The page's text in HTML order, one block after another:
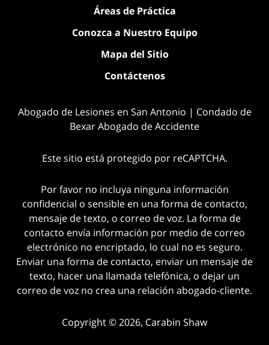
Áreas de Práctica
Conozca a Nuestro Equipo
Mapa del Sitio
Contáctenos
Abogado de Lesiones en San Antonio | Condado de
Bexar Abogado de Accidente
Este sitio está protegido por reCAPTCHA.
Por favor no incluya ninguna información
confidencial o sensible en una forma de contacto,
mensaje de texto, o correo de voz. La forma de
contacto envía información por medio de correo
electrónico no encriptado, lo cual no es seguro.
Enviar una forma de contacto, enviar un mensaje de
texto, hacer una llamada telefónica, o dejar un
correo de voz no crea una relación abogado-cliente.
Copyright © 2026, Carabin Shaw